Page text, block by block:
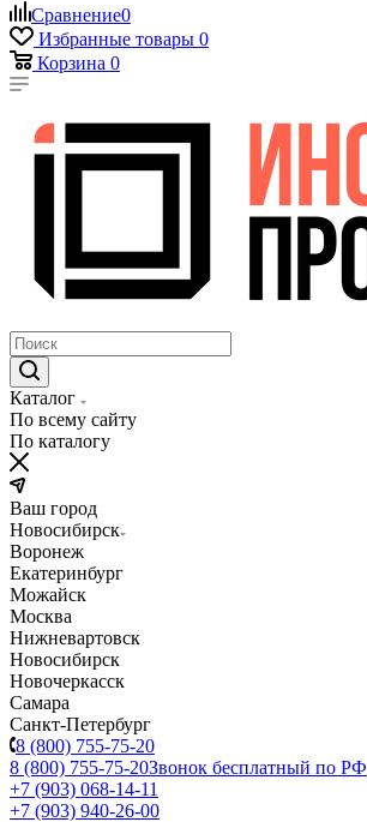
Сравнение0
Избранные товары 0
Корзина 0
Каталог
По всему сайту
По каталогу
Ваш город
Новосибирск
Воронеж
Екатеринбург
Можайск
Москва
Нижневартовск
Новосибирск
Новочеркасск
Самара
Санкт-Петербург
8 (800) 755-75-20
8 (800) 755-75-20Звонок бесплатный по РФ
+7 (903) 068-14-11
+7 (903) 940-26-00